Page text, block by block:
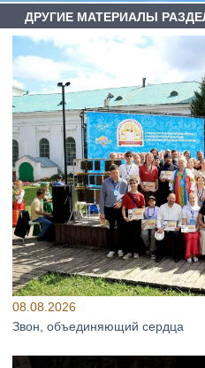
ДРУГИЕ МАТЕРИАЛЫ
08.08.2026
Звон, объединяющий сердца